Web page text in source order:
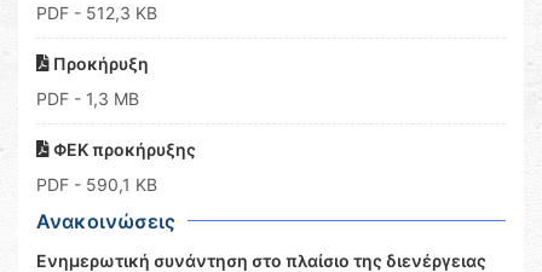
PDF - 512,3 KB
Προκήρυξη
PDF - 1,3 MB
ΦΕΚ προκήρυξης
PDF - 590,1 KB
Ανακοινώσεις
Ενημερωτική συνάντηση στο πλαίσιο της διενέργειας